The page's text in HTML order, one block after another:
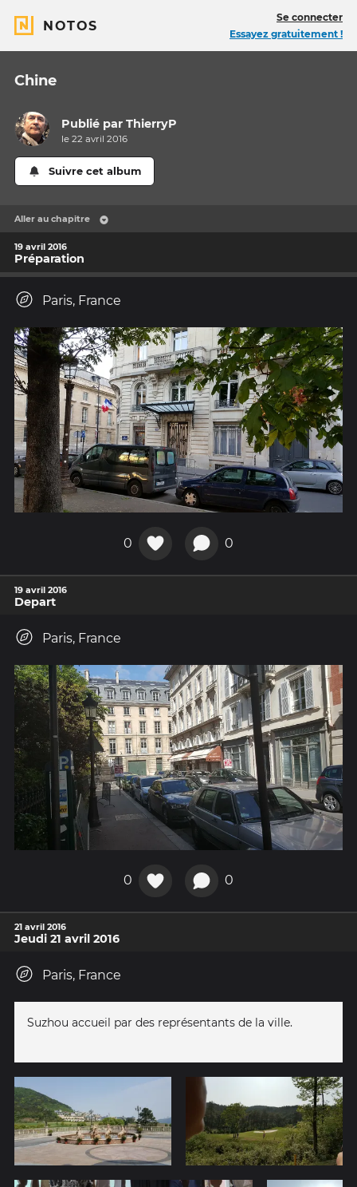
NOTOS
Se connecter
Essayez gratuitement !
Chine
Publié parThierryP
le 22 avril 2016
Suivre cet album
Aller au chapitre
19 avril 2016
Préparation
Paris, France
0 0
19 avril 2016
Depart
Paris, France
0 0
21 avril 2016
Jeudi 21 avril 2016
Paris, France
Suzhou accueil par des représentants de la ville.